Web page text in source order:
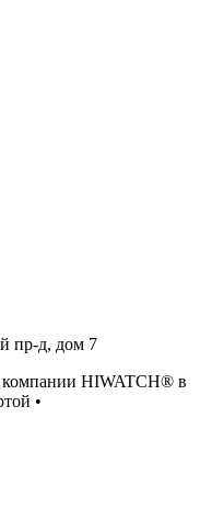
пр-д, дом 7
HIWATCH® в
•